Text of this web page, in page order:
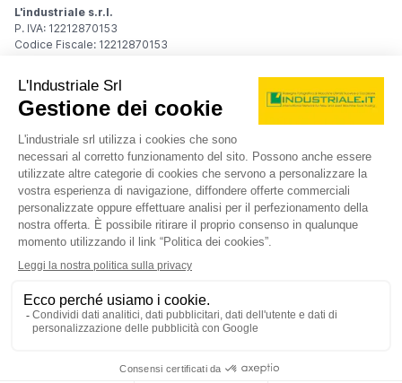
L'industriale s.r.l.
P. IVA: 12212870153
Codice Fiscale: 12212870153
Sede Legale
Via Carlo Dolci, 32
20148 Milano (MI)
Italy
Registro Imprese
Iscrizione R.I.: 12212870153
REA: MI-1539011
Capitale sociale: Euro 10.400,00 i.v.
Contatti
info@industriale.it
PEC:industriale@pec.industriale.it
02 8969 3116
Informativa privacy - Cookie
| Condizioni di navigazione